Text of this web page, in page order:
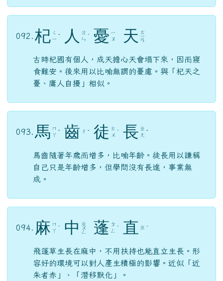
092. 杞 ㄑ
ㄧ ˇ 人
ㄖ
ㄣ ˊ 憂 ㄧ
ㄡ
天 ㄊ
ㄧ
ㄢ
古時杞國有個人，成天擔心天會塌下來，因而寢
食難安。後來用以比喻無謂的憂慮。與「杞天之
憂、庸人自擾」相似。
093. 馬 ㄇ
ㄚ ˇ 齒 ㄔ ˇ 徒 ㄊ
ㄨ ˊ 長 ㄓ
ㄤ ˇ
馬齒隨著年歲而增多，比喻年齡。徒長用以謙稱
自己只是年齡增多，但學問沒有長進，事業無
成。
094. 麻 ㄇ
ㄚ ˊ 中 ㄓ
ㄨ
ㄥ 蓬 ㄆ
ㄥ
ˊ 直 ㄓ ˊ
飛蓬草生長在麻中，不用扶持也能直立生長。形
容好的環境可以對人產生積極的影響。近似「近
朱者赤」、「潛移默化」。